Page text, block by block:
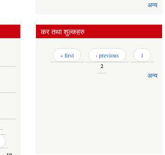
अन्य
…
कर तथा शुल्कहरु
Pages« first ‹ previous 1
2
अन्य